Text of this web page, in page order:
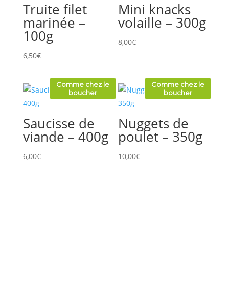
Truite filet
marinée –
100g
6,50€
Mini knacks
volaille – 300g
8,00€
Comme chez le
boucher
Saucisse de
viande – 400g
6,00€
Comme chez le
boucher
Nuggets de
poulet – 350g
10,00€